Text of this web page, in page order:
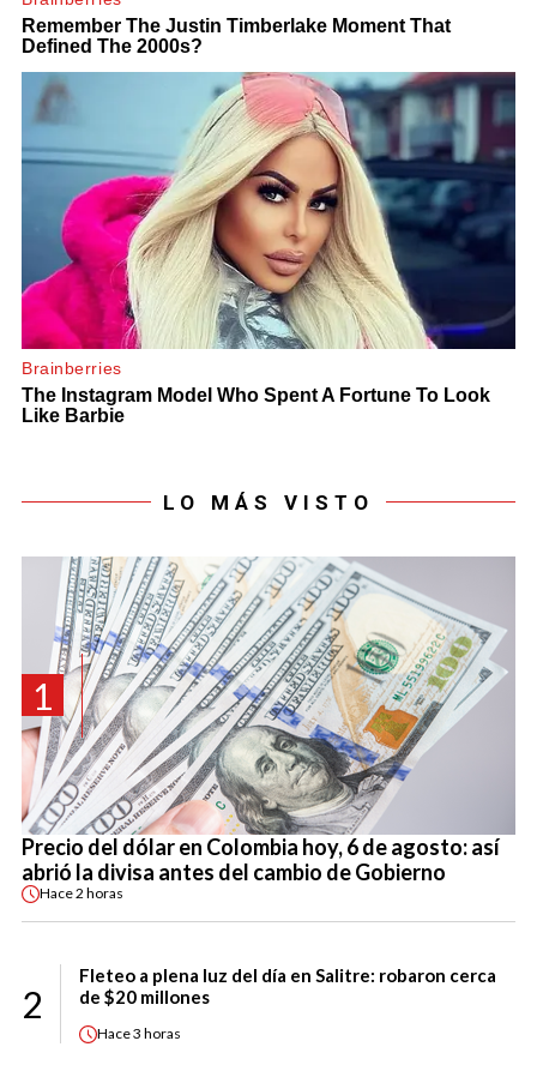
LO MÁS VISTO
1
Precio del dólar en Colombia hoy, 6 de agosto: así
abrió la divisa antes del cambio de Gobierno
Hace2 horas
2
Fleteo a plena luz del día en Salitre: robaron cerca
de $20 millones
Hace3 horas